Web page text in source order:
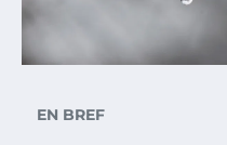
EN BREF